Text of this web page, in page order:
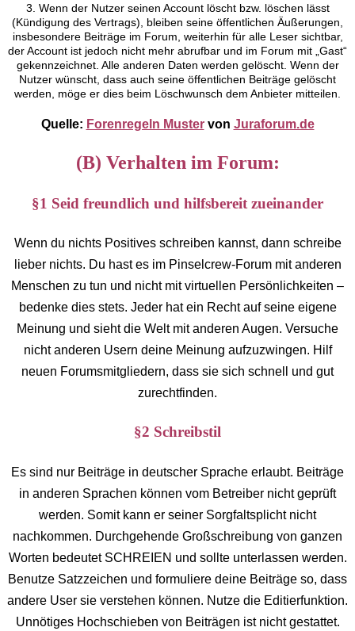
3. Wenn der Nutzer seinen Account löscht bzw. löschen lässt
(Kündigung des Vertrags), bleiben seine öffentlichen Äußerungen,
insbesondere Beiträge im Forum, weiterhin für alle Leser sichtbar,
der Account ist jedoch nicht mehr abrufbar und im Forum mit „Gast“
gekennzeichnet. Alle anderen Daten werden gelöscht. Wenn der
Nutzer wünscht, dass auch seine öffentlichen Beiträge gelöscht
werden, möge er dies beim Löschwunsch dem Anbieter mitteilen.
Quelle: Forenregeln Mustervon Juraforum.de
(B) Verhalten im Forum:
§1 Seid freundlich und hilfsbereit zueinander
Wenn du nichts Positives schreiben kannst, dann schreibe
lieber nichts. Du hast es im Pinselcrew-Forum mit anderen
Menschen zu tun und nicht mit virtuellen Persönlichkeiten –
bedenke dies stets. Jeder hat ein Recht auf seine eigene
Meinung und sieht die Welt mit anderen Augen. Versuche
nicht anderen Usern deine Meinung aufzuzwingen. Hilf
neuen Forumsmitgliedern, dass sie sich schnell und gut
zurechtfinden.
§2 Schreibstil
Es sind nur Beiträge in deutscher Sprache erlaubt. Beiträge
in anderen Sprachen können vom Betreiber nicht geprüft
werden. Somit kann er seiner Sorgfaltsplicht nicht
nachkommen. Durchgehende Großschreibung von ganzen
Worten bedeutet SCHREIEN und sollte unterlassen werden.
Benutze Satzzeichen und formuliere deine Beiträge so, dass
andere User sie verstehen können. Nutze die Editierfunktion.
Unnötiges Hochschieben von Beiträgen ist nicht gestattet.